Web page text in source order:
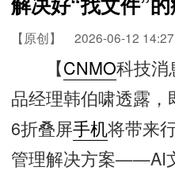
【原创】 2026-06-12 14:27
【CNMO科技消
品经理韩伯啸透露
6折叠屏手机将带来
管理解决方案——AI